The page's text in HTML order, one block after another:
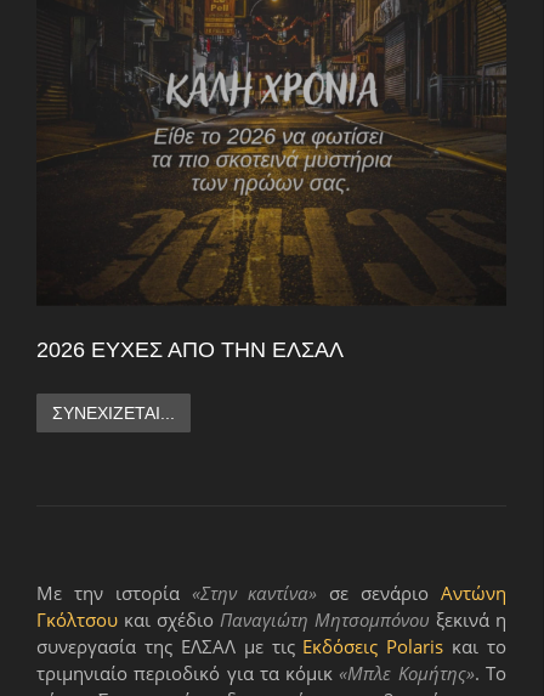
2026 ΕΥΧΈΣ ΑΠΌ ΤΗΝ ΕΛΣΑΛ
ΣΥΝΕΧΊΖΕΤΑΙ...
Με την ιστορία «Στην καντίνα» σε σενάριοΑντώνη
Γκόλτσου και σχέδιο Παναγιώτη Μητσομπόνου ξεκινά η
συνεργασία της ΕΛΣΑΛ με τις Εκδόσεις Polaris και το
τριμηνιαίο περιοδικό για τα κόμικ «Μπλε Κομήτης». Το